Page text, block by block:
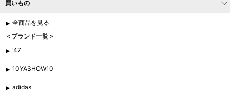
買いもの
全商品を見る
＜ブランド一覧＞
'47
10YASHOW10
adidas